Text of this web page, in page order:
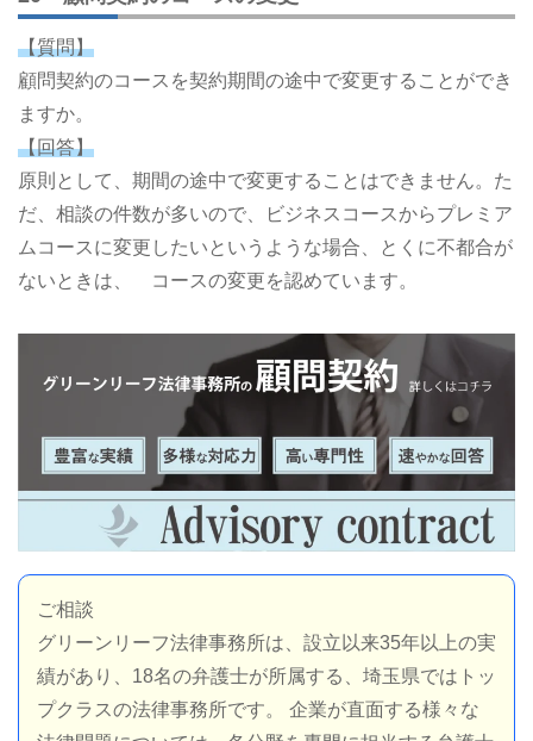
【質問】
顧問契約のコースを契約期間の途中で変更することができ
ますか。
【回答】
原則として、期間の途中で変更することはできません。た
だ、相談の件数が多いので、ビジネスコースからプレミア
ムコースに変更したいというような場合、とくに不都合が
ないときは、 コースの変更を認めています。
ご相談
グリーンリーフ法律事務所は、設立以来35年以上の実
績があり、18名の弁護士が所属する、埼玉県ではトッ
プクラスの法律事務所です。 企業が直面する様々な